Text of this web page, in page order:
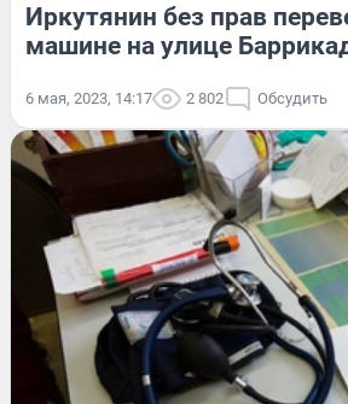
Иркутянин без прав
машине на улице
6 мая, 2023, 14:17 2 802 Обсудить